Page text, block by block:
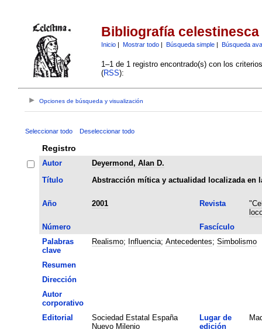
Bibliografía celestinesca
Inicio| Mostrar todo| Búsqueda simple| Búsqueda
1–1 de 1 registro encontrado(s) con los
(RSS):
Opciones de búsqueda y visualización
Seleccionar todo Deseleccionar todo
Registro
Autor
Deyermond, Alan D.
Título
Abstracción mítica y actualidad localizada en
Año 2001 Revista
Número
Fascículo
Palabras
clave
Realismo; Influencia; Antecedentes; Simbolismo
Resumen
Dirección
Autor
corporativo
Editorial
Sociedad Estatal España
Nuevo Milenio
Lugar de
edición